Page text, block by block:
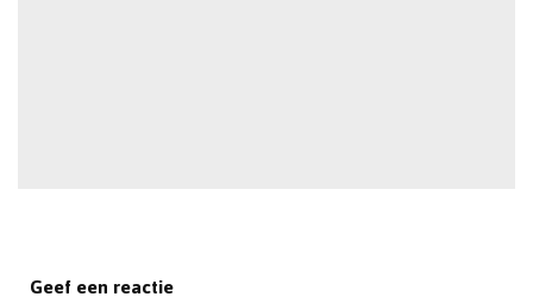
Geef een reactie